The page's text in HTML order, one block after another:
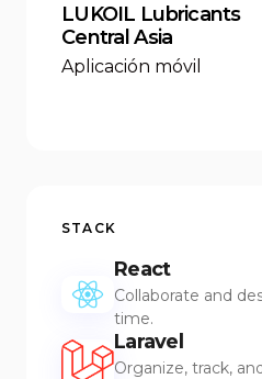
LUKOIL Lubricants
Central Asia
Aplicación móvil
STACK
React
Collaborate and
time.
Laravel
Organize, track,